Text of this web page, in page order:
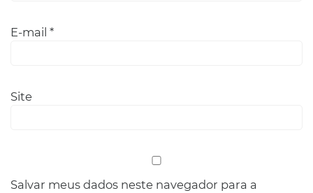
E-mail *
Site
Salvar meus dados neste navegador para a